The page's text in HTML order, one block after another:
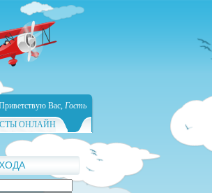
Вас, Гость
ОНЛАЙН